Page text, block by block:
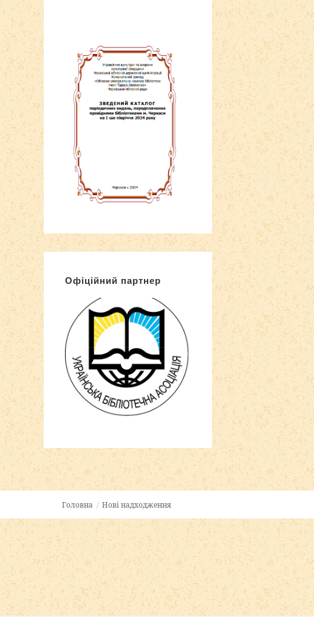
Офіційний партнер
Головна / Нові надходження